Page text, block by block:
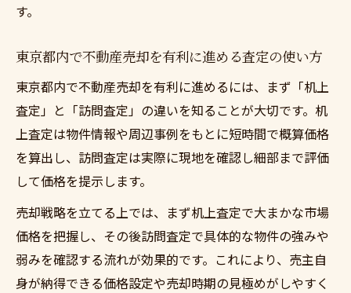
す。
東京都内で不動産売却を有利に進める査定の使い方
東京都内で不動産売却を有利に進めるには、まず「机上
査定」と「訪問査定」の違いを知ることが大切です。机
上査定は物件情報や周辺事例をもとに短時間で概算価格
を算出し、訪問査定は実際に現地を確認し細部まで評価
して価格を提示します。
売却戦略を立てる上では、まず机上査定で大まかな市場
価格を把握し、その後訪問査定で具体的な物件の強みや
弱みを確認する流れが効果的です。これにより、売主自
身が納得できる価格設定や売却時期の見極めがしやすく